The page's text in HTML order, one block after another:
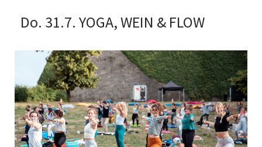
Do. 31.7. YOGA, WEIN & FLOW